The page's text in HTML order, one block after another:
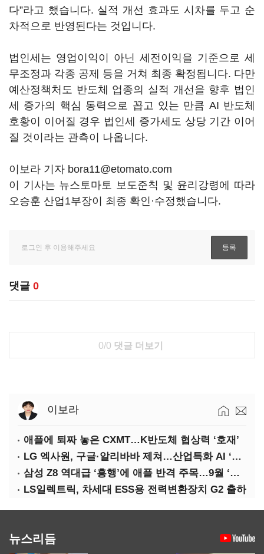
다”라고 했습니다. 실적 개선 효과도 시차를 두고 순
차적으로 반영된다는 것입니다.
법인세는 영업이익이 아닌 세전이익을 기준으로 세
무조정과 각종 공제 등을 거쳐 최종 확정됩니다. 다만
예산정책처도 반도체 업종의 실적 개선을 향후 법인
세 증가의 핵심 동력으로 꼽고 있는 만큼 AI 반도체
호황이 이어질 경우 법인세 증가세도 상당 기간 이어
질 것이라는 관측이 나옵니다.
이보라 기자 bora11@etomato.com
이 기사는 뉴스토마토 보도준칙 및 윤리강령에 따라
오승훈 산업1부장이 최종 확인·수정했습니다.
댓글 0
0/0 댓글 더보기
이보라
애플에 퇴짜 놓은 CXMT…K반도체 협상력 ‘호재’
LG 엑사원, 구글·알리바바 제쳐…산업특화 AI ‘속도’
삼성 Z8 역대급 ‘흥행’에 애플 반격 주목…9월 ‘폴더블 대전’
LS일렉트릭, 차세대 ESS용 전력변환장치 G2 출하
뉴스리듬